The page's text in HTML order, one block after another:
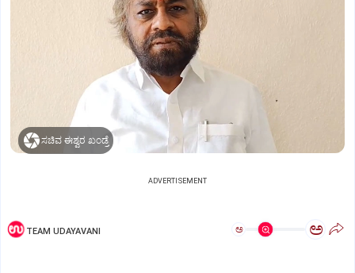
ಸಚಿವ ಈಶ್ವರ ಖಂಡ್ರೆ
ADVERTISEMENT
TEAM UDAYAVANI ಅ ಅ